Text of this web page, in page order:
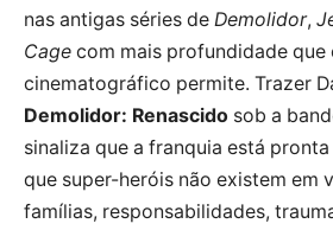
nas antigas séries de Demolidor,
Cage com mais profundidade que
cinematográfico permite. Trazer
Demolidor: Renascido sob a
sinaliza que a franquia está
que super-heróis não existem em
famílias, responsabilidades,